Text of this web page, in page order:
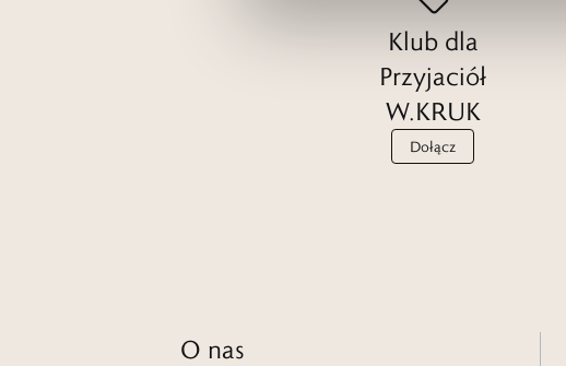
Klub dla
Przyjaciół
W.KRUK
Dołącz
O nas